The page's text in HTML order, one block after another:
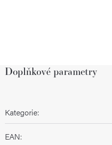
Doplňkové parametry
Kategorie:
EAN: